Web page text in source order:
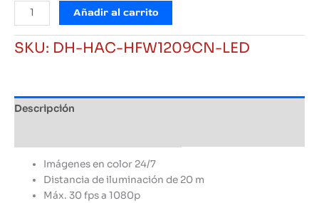
Cámara
HDCVI
Dahua
Bullet
Color
Fijo
Añadir al carrito
SKU: DH-HAC-HFW1209CN-LED
Descripción
Imágenes en color 24/7
Distancia de iluminación de 20 m
Máx. 30 fps a 1080p